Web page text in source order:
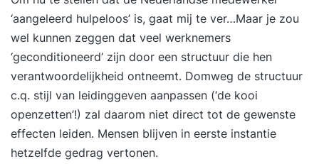
kan ook, dan schrijven wij een voorstel op maat.
Voor wie? Leidinggevenden, teamleiders en
managers in alle soorten en maten. Resultaat Na
de training beschik je over tools en handvatten
om op een zelfverzekerde en effectieve te
leidinggeven. Werkwijze van Supertrainer
Intakegesprek (vrijblijvend)Jij krijgt de beste
training als die is afgestemd op jouw behoeften.
‘aangeleerd hulpeloos’ is, gaat mij te ver…Maar je zou
wel kunnen zeggen dat veel werknemers
‘geconditioneerd’ zijn door een structuur die hen
verantwoordelijkheid ontneemt. Domweg de structuur
c.q. stijl van leidinggeven aanpassen (‘de kooi
openzetten’!) zal daarom niet direct tot de gewenste
effecten leiden. Mensen blijven in eerste instantie
hetzelfde gedrag vertonen.